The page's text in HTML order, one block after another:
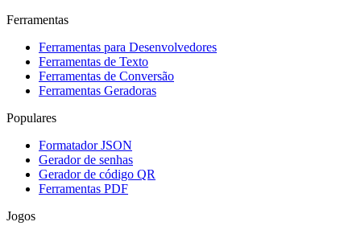
Ferramentas
Ferramentas para Desenvolvedores
Ferramentas de Texto
Ferramentas de Conversão
Ferramentas Geradoras
Populares
Formatador JSON
Gerador de senhas
Gerador de código QR
Ferramentas PDF
Jogos